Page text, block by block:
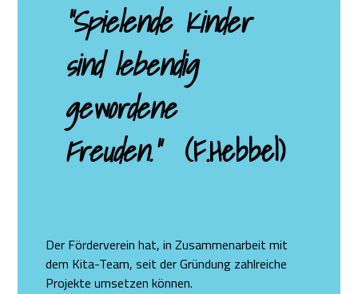
“Spielende Kinder
sind lebendig
gewordene
Freuden.“ (F.Hebbel)
Der Förderverein hat, in Zusammenarbeit mit
dem Kita-Team, seit der Gründung zahlreiche
Projekte umsetzen können.